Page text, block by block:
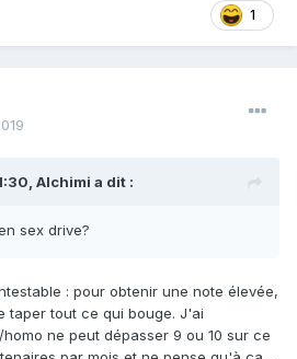
1
Alchimi a dit :
sex drive?
: pour obtenir une note élevée,
taper tout ce qui bouge. J'ai
ne peut dépasser 9 ou 10 sur ce